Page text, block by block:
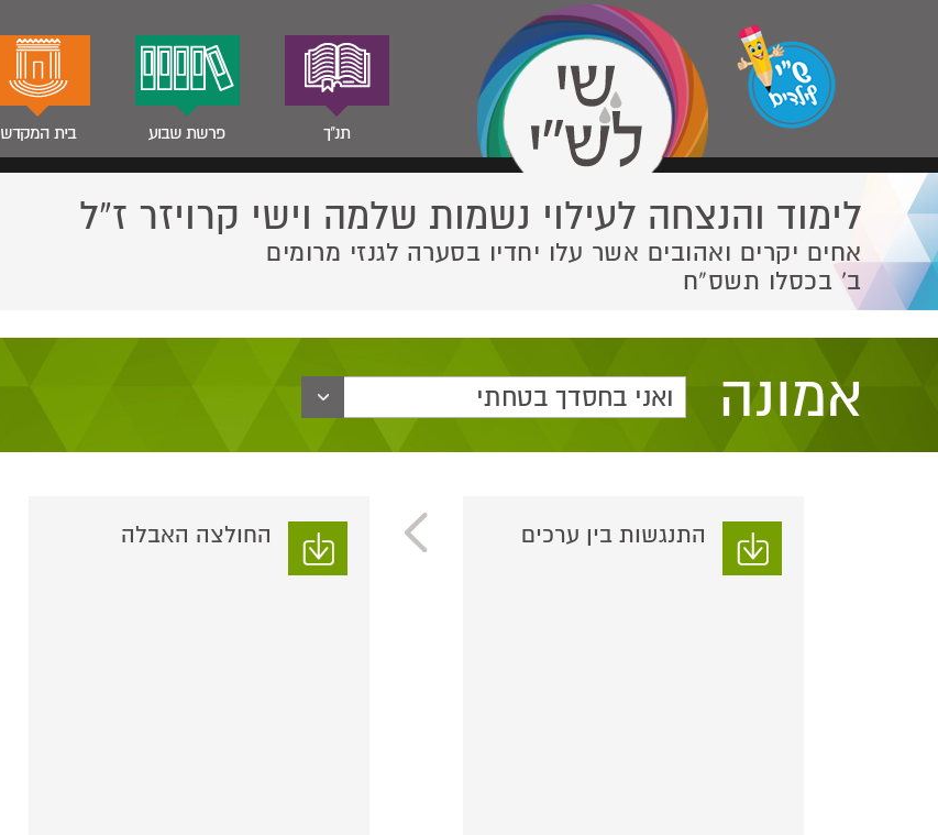
תנ"ך פרשת שבוע בית המקדש
לימוד והנצחה לעילוי נשמות שלמה וישי קרויזר ז”ל
אחים יקרים ואהובים אשר עלו יחדיו בסערה לגנזי מרומים
ב' בכסלו תשס”ח
אמונה ואני בחסדך בטחתי
התנגשות בין ערכים החולצה האבלה